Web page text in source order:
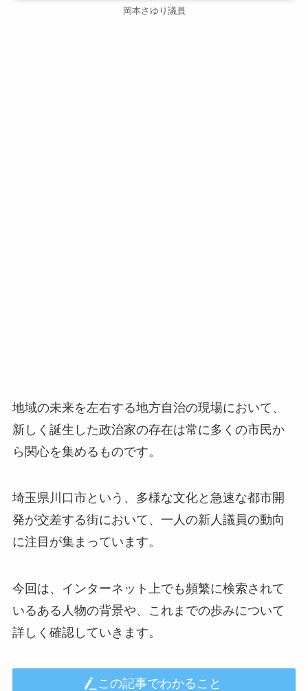
岡本さゆり議員
地域の未来を左右する地方自治の現場において、
新しく誕生した政治家の存在は常に多くの市民か
ら関心を集めるものです。
埼玉県川口市という、多様な文化と急速な都市開
発が交差する街において、一人の新人議員の動向
に注目が集まっています。
今回は、インターネット上でも頻繁に検索されて
いるある人物の背景や、これまでの歩みについて
詳しく確認していきます。
この記事でわかること